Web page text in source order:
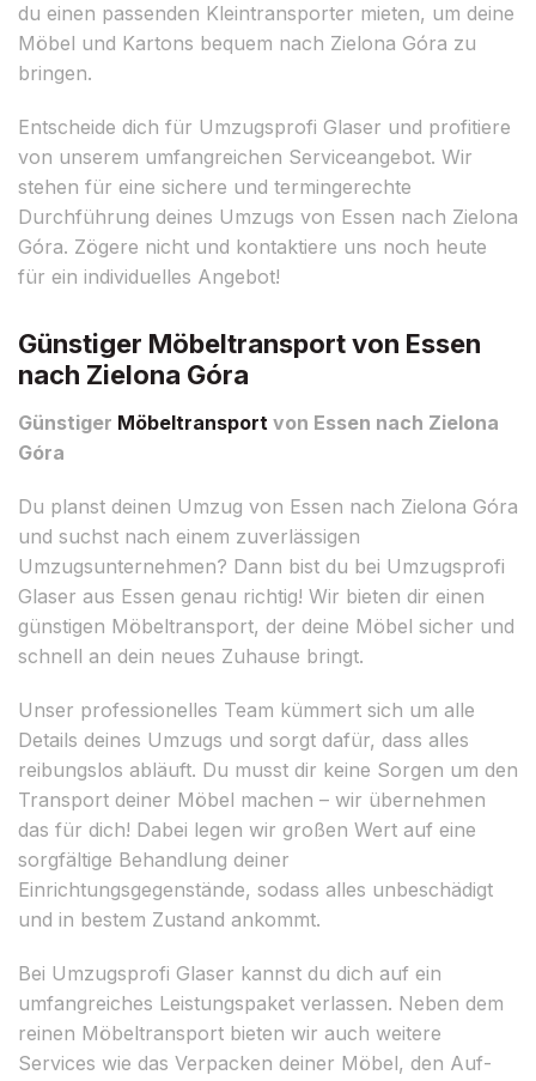
du einen passenden Kleintransporter mieten, um deine
Möbel und Kartons bequem nach Zielona Góra zu
bringen.
Entscheide dich für Umzugsprofi Glaser und profitiere
von unserem umfangreichen Serviceangebot. Wir
stehen für eine sichere und termingerechte
Durchführung deines Umzugs von Essen nach Zielona
Góra. Zögere nicht und kontaktiere uns noch heute
für ein individuelles Angebot!
Günstiger Möbeltransport von Essen
nach Zielona Góra
Günstiger Möbeltransport von Essen nach Zielona
Góra
Du planst deinen Umzug von Essen nach Zielona Góra
und suchst nach einem zuverlässigen
Umzugsunternehmen? Dann bist du bei Umzugsprofi
Glaser aus Essen genau richtig! Wir bieten dir einen
günstigen Möbeltransport, der deine Möbel sicher und
schnell an dein neues Zuhause bringt.
Unser professionelles Team kümmert sich um alle
Details deines Umzugs und sorgt dafür, dass alles
reibungslos abläuft. Du musst dir keine Sorgen um den
Transport deiner Möbel machen – wir übernehmen
das für dich! Dabei legen wir großen Wert auf eine
sorgfältige Behandlung deiner
Einrichtungsgegenstände, sodass alles unbeschädigt
und in bestem Zustand ankommt.
Bei Umzugsprofi Glaser kannst du dich auf ein
umfangreiches Leistungspaket verlassen. Neben dem
reinen Möbeltransport bieten wir auch weitere
Services wie das Verpacken deiner Möbel, den Auf-